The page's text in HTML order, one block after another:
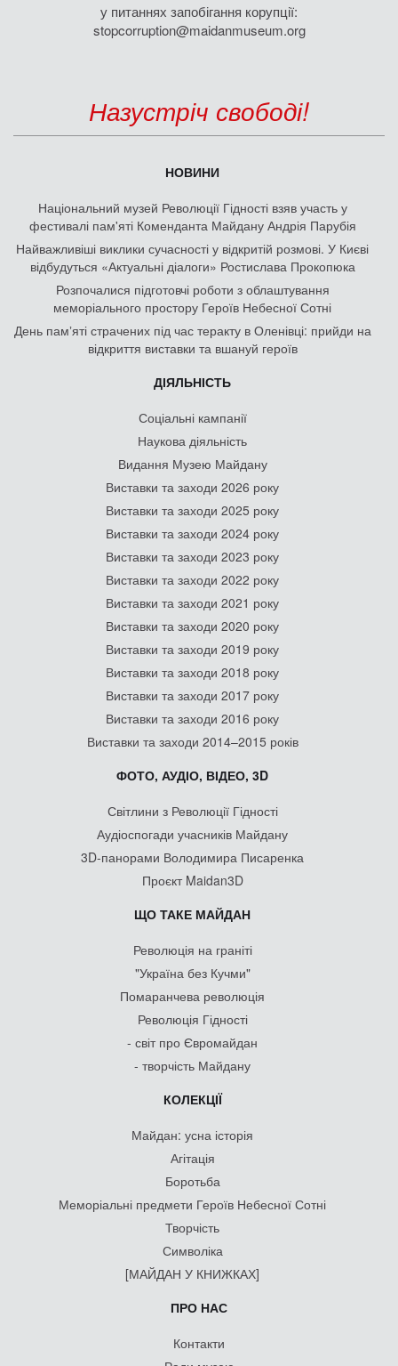
у питаннях запобігання корупції:
stopcorruption@maidanmuseum.org
Назустріч свободі!
НОВИНИ
Національний музей Революції Гідності взяв участь у
фестивалі пам'яті Коменданта Майдану Андрія Парубія
Найважливіші виклики сучасності у відкритій розмові. У Києві
відбудуться «Актуальні діалоги» Ростислава Прокопюка
Розпочалися підготовчі роботи з облаштування
меморіального простору Героїв Небесної Сотні
День памʼяті страчених під час теракту в Оленівці: прийди на
відкриття виставки та вшануй героїв
ДІЯЛЬНІСТЬ
Соціальні кампанії
Наукова діяльність
Видання Музею Майдану
Виставки та заходи 2026 року
Виставки та заходи 2025 року
Виставки та заходи 2024 року
Виставки та заходи 2023 року
Виставки та заходи 2022 року
Виставки та заходи 2021 року
Виставки та заходи 2020 року
Виставки та заходи 2019 року
Виставки та заходи 2018 року
Виставки та заходи 2017 року
Виставки та заходи 2016 року
Виставки та заходи 2014–2015 років
ФОТО, АУДІО, ВІДЕО, 3D
Світлини з Революції Гідності
Аудіоспогади учасників Майдану
3D-панорами Володимира Писаренка
Проєкт Maidan3D
ЩО ТАКЕ МАЙДАН
Революція на граніті
"Україна без Кучми"
Помаранчева революція
Революція Гідності
- світ про Євромайдан
- творчість Майдану
КОЛЕКЦІЇ
Майдан: усна історія
Агітація
Боротьба
Меморіальні предмети Героїв Небесної Сотні
Творчість
Символіка
[МАЙДАН У КНИЖКАХ]
ПРО НАС
Контакти